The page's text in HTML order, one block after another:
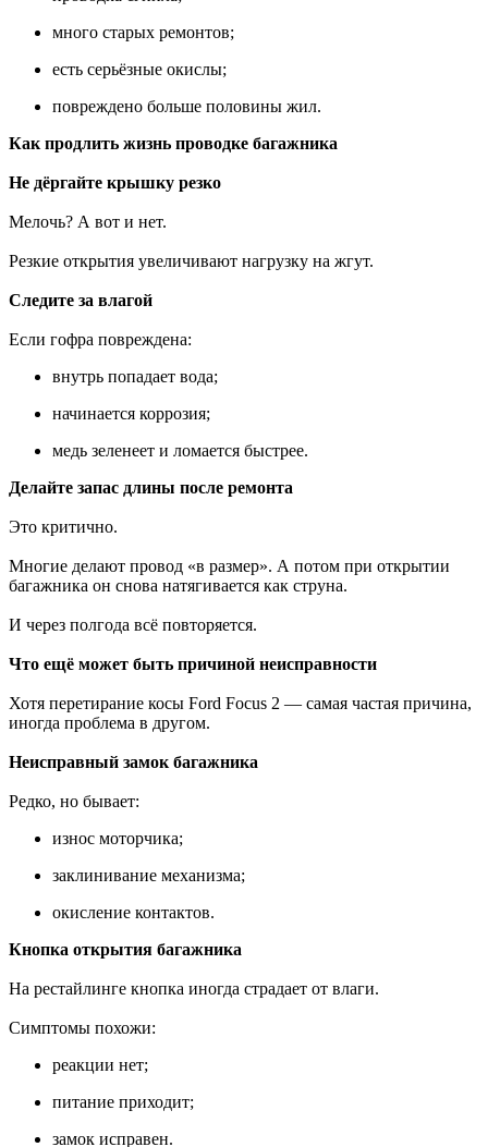
много старых ремонтов;
есть серьёзные окислы;
повреждено больше половины жил.
Как продлить жизнь проводке багажника
Не дёргайте крышку резко
Мелочь? А вот и нет.
Резкие открытия увеличивают нагрузку на жгут.
Следите за влагой
Если гофра повреждена:
внутрь попадает вода;
начинается коррозия;
медь зеленеет и ломается быстрее.
Делайте запас длины после ремонта
Это критично.
Многие делают провод «в размер». А потом при открытии
багажника он снова натягивается как струна.
И через полгода всё повторяется.
Что ещё может быть причиной неисправности
Хотя перетирание косы Ford Focus 2 — самая частая причина,
иногда проблема в другом.
Неисправный замок багажника
Редко, но бывает:
износ моторчика;
заклинивание механизма;
окисление контактов.
Кнопка открытия багажника
На рестайлинге кнопка иногда страдает от влаги.
Симптомы похожи:
реакции нет;
питание приходит;
замок исправен.